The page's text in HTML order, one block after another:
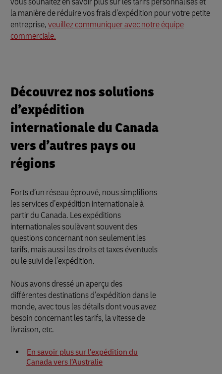
la manière de réduire vos frais d’expédition pour votre petite
entreprise,veuillez communiquer avec notre équipe
commerciale.
Découvrez nos solutions
d’expédition
internationale du Canada
vers d’autres pays ou
régions
Forts d’un réseau éprouvé, nous simplifions
les services d’expédition internationale à
partir du Canada. Les expéditions
internationales soulèvent souvent des
questions concernant non seulement les
tarifs, mais aussi les droits et taxes éventuels
ou le suivi de l’expédition.
Nous avons dressé un aperçu des
différentes destinations d’expédition dans le
monde, avec tous les détails dont vous avez
besoin concernant les tarifs, la vitesse de
livraison, etc.
En savoir plus sur l’expédition du
Canada vers l’Australie